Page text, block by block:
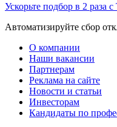
Ускорьте подбор в 2 раза
Автоматизируйте сбор
О компании
Наши вакансии
Партнерам
Реклама на сайте
Новости и статьи
Инвесторам
Кандидаты по